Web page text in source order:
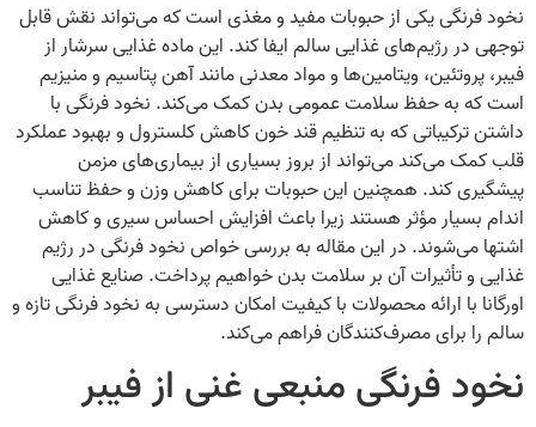
نخود فرنگی یکی از حبوبات مفید و مغذی است که می‌تواند نقش قابل
توجهی در رژیم‌های غذایی سالم ایفا کند. این ماده غذایی سرشار از
فیبر، پروتئین، ویتامین‌ها و مواد معدنی مانند آهن پتاسیم و منیزیم
است که به حفظ سلامت عمومی بدن کمک می‌کند. نخود فرنگی با
داشتن ترکیباتی که به تنظیم قند خون کاهش کلسترول و بهبود عملکرد
قلب کمک می‌کند می‌تواند از بروز بسیاری از بیماری‌های مزمن
پیشگیری کند. همچنین این حبوبات برای کاهش وزن و حفظ تناسب
اندام بسیار مؤثر هستند زیرا باعث افزایش احساس سیری و کاهش
اشتها می‌شوند. در این مقاله به بررسی خواص نخود فرنگی در رژیم
غذایی و تأثیرات آن بر سلامت بدن خواهیم پرداخت. صنایع غذایی
اورگانا با ارائه محصولات با کیفیت امکان دسترسی به نخود فرنگی تازه و
سالم را برای مصرف‌کنندگان فراهم می‌کند.
نخود فرنگی منبعی غنی از فیبر